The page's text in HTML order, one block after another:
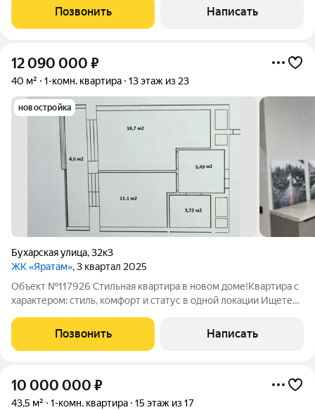
В доме был сделан капитальный ремонт. Квартира была
куплена для себя,
Позвонить Написать
12 090 000 ₽
40 м² 1-комн. квартира 13 этаж из 23
новостройка
Бухарская улица,32к3
ЖК «Яратам», 3 квартал 2025
Объект №117926 Стильная квартира в новом доме!Квартира с
характером: стиль, комфорт и статус в одной локации Ищете
вкус и ритм жизни? Эта однокомнатная квартира идеальный
баланс
Позвонить Написать
10 000 000 ₽
43,5 м² 1-комн. квартира 15 этаж из 17